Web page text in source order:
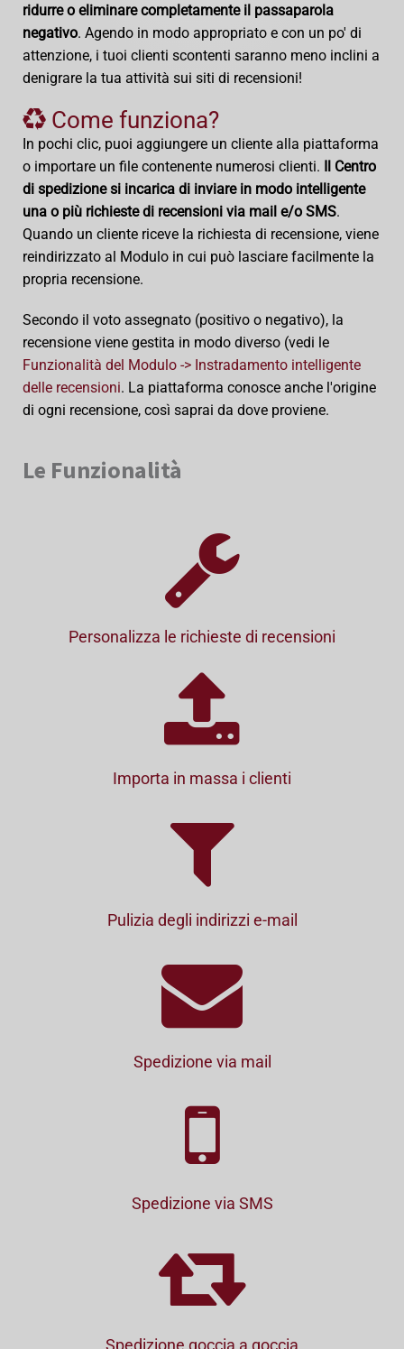
ridurre o eliminare completamente il passaparola
negativo. Agendo in modo appropriato e con un po' di
attenzione, i tuoi clienti scontenti saranno meno inclini a
denigrare la tua attività sui siti di recensioni!
Come funziona?
In pochi clic, puoi aggiungere un cliente alla piattaforma
o importare un file contenente numerosi clienti. Il Centro
di spedizione si incarica di inviare in modo intelligente
una o più richieste di recensioni via mail e/o SMS.
Quando un cliente riceve la richiesta di recensione, viene
reindirizzato al Modulo in cui può lasciare facilmente la
propria recensione.
Secondo il voto assegnato (positivo o negativo), la
recensione viene gestita in modo diverso (vedi le
Funzionalità del Modulo -> Instradamento intelligente
delle recensioni. La piattaforma conosce anche l'origine
di ogni recensione, così saprai da dove proviene.
Le Funzionalità
Personalizza le richieste di recensioni
Importa in massa i clienti
Pulizia degli indirizzi e-mail
Spedizione via mail
Spedizione via SMS
Spedizione goccia a goccia